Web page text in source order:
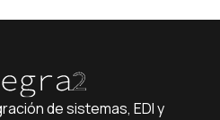
de sistemas, EDI y